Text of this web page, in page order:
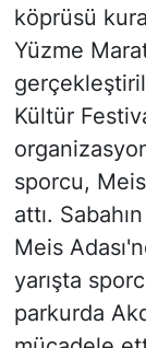
köprüsü
Yüzme
Kültür
sporcu,
attı.
Meis
yarışta
parkurda